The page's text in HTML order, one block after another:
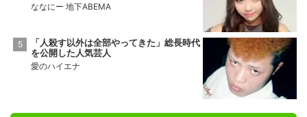
ななにー 地下ABEMA
「人殺す以外は全部やってきた」総長時代
を公開した人気芸人
愛のハイエナ